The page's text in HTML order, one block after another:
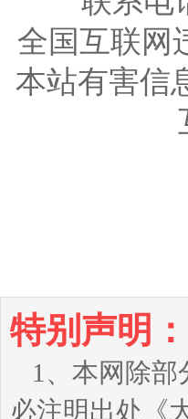
全国互联网
本站有害信
特别声明：
1、本网除
必注明出处《